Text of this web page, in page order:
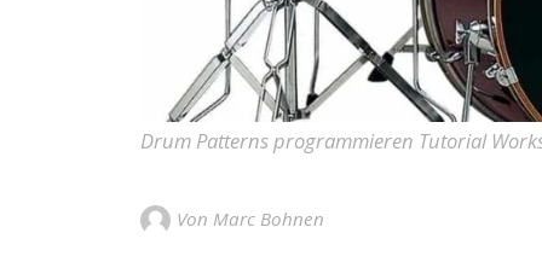
Drum Patterns programmieren Tutorial
Von Marc Bohnen